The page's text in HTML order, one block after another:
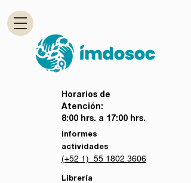
Horarios de
Atención:
8:00 hrs. a 17:00 hrs.
Informes
actividades
(+52 1) 55 1802 3606
Librería